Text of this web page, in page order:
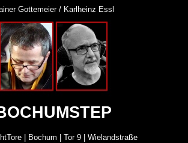
Gottemeier / Karlheinz Essl
| Bochum | Tor 9 | Wielandstraße